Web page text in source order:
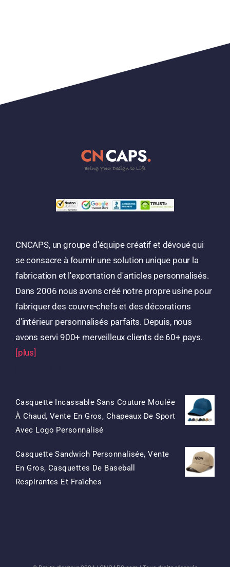
CNCAPS, un groupe d'équipe créatif et dévoué qui
se consacre à fournir une solution unique pour la
fabrication et l'exportation d'articles personnalisés.
Dans 2006 nous avons créé notre propre usine pour
fabriquer des couvre-chefs et des décorations
d'intérieur personnalisés parfaits. Depuis, nous
avons servi 900+ merveilleux clients de 60+ pays.
[plus]
Casquette Incassable Sans Couture Moulée
À Chaud, Vente En Gros, Chapeaux De Sport
Avec Logo PersonnaliséLe
D'origine
Était:
Le
Actuel
Est:
Casquette Sandwich Personnalisée, Vente
En Gros, Casquettes De Baseball
Respirantes Et Fraîches